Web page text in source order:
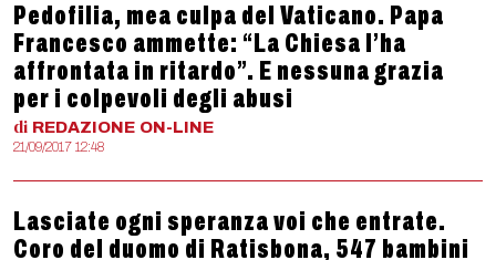
Pedofilia, mea culpa del Vaticano. Papa
Francesco ammette: “La Chiesa l’ha
affrontata in ritardo”. E nessuna grazia
per i colpevoli degli abusi
di REDAZIONE ON-LINE
21/09/2017 12:48
Lasciate ogni speranza voi che entrate.
Coro del duomo di Ratisbona, 547 bambini